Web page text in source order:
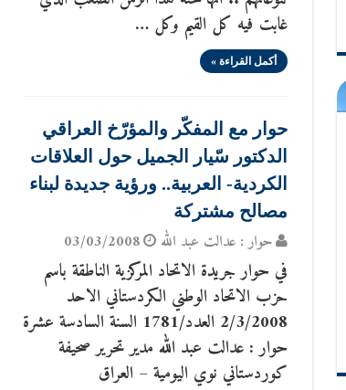
غابت فيه كل القيم وكل …
أكمل القراءة »
حوار مع المفكّر والمؤرّخ العراقي
الدكتور سّيار الجميل حول العلاقات
الكردية- العربية.. ورؤية جديدة لبناء
مصالح مشتركة
حوار : عدالت عبد الله 03/03/2008
في حوار جريدة الاتحاد المركزية الناطقة باسم
حزب الاتحاد الوطني الكردستاني الاحد
2/3/2008 العدد/1781 السنة السادسة عشرة
حوار : عدالت عبد الله مدير تحرير صحيفة
كوردستاني نوي اليومية – العراق